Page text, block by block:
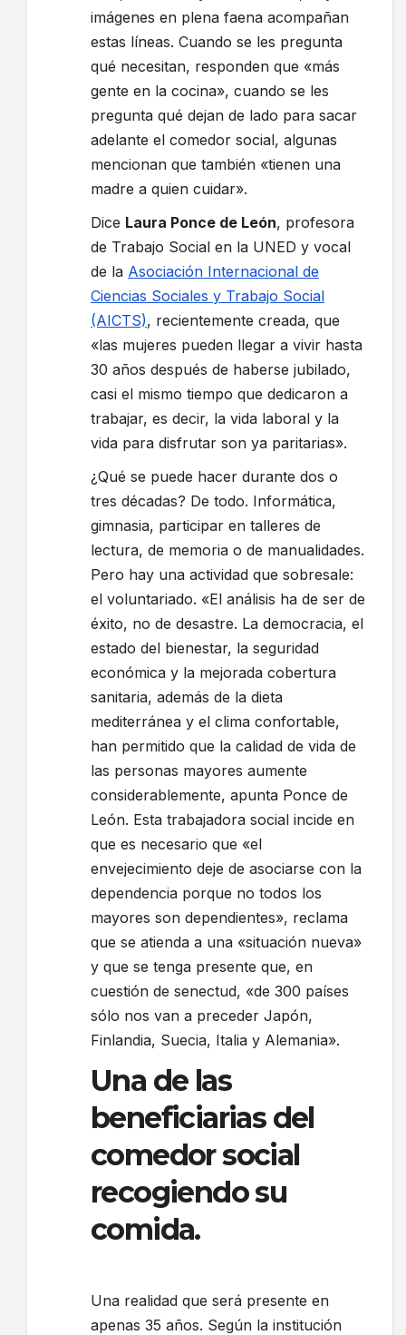
imágenes en plena faena acompañan
estas líneas. Cuando se les pregunta
qué necesitan, responden que «más
gente en la cocina», cuando se les
pregunta qué dejan de lado para sacar
adelante el comedor social, algunas
mencionan que también «tienen una
madre a quien cuidar».
Dice Laura Ponce de León, profesora
de Trabajo Social en la UNED y vocal
de la Asociación Internacional de
Ciencias Sociales y Trabajo Social
(AICTS), recientemente creada, que
«las mujeres pueden llegar a vivir hasta
30 años después de haberse jubilado,
casi el mismo tiempo que dedicaron a
trabajar, es decir, la vida laboral y la
vida para disfrutar son ya paritarias».
¿Qué se puede hacer durante dos o
tres décadas? De todo. Informática,
gimnasia, participar en talleres de
lectura, de memoria o de manualidades.
Pero hay una actividad que sobresale:
el voluntariado. «El análisis ha de ser de
éxito, no de desastre. La democracia, el
estado del bienestar, la seguridad
económica y la mejorada cobertura
sanitaria, además de la dieta
mediterránea y el clima confortable,
han permitido que la calidad de vida de
las personas mayores aumente
considerablemente, apunta Ponce de
León. Esta trabajadora social incide en
que es necesario que «el
envejecimiento deje de asociarse con la
dependencia porque no todos los
mayores son dependientes», reclama
que se atienda a una «situación nueva»
y que se tenga presente que, en
cuestión de senectud, «de 300 países
sólo nos van a preceder Japón,
Finlandia, Suecia, Italia y Alemania».
Una de las
beneficiarias del
comedor social
recogiendo su
comida.
Una realidad que será presente en
apenas 35 años. Según la institución